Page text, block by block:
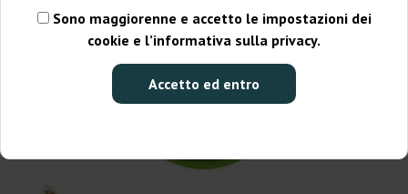
Sono maggiorenne e accetto le impostazioni dei
cookie e l’informativa sulla privacy.
Accetto ed entro